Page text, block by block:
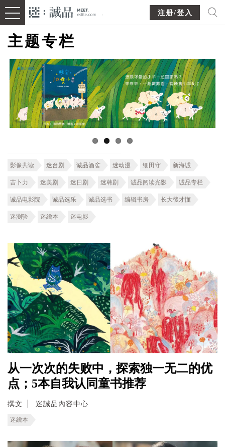
注册/登入
主题专栏
影像共读 迷台剧 诚品酒窖 迷动漫 细田守 新海诚
吉卜力 迷美剧 迷日剧 迷韩剧 诚品阅读光影 诚品专栏
诚品电影院 诚品选乐 诚品选书 编辑书房 长大後才懂
迷测验 迷繪本 迷电影
从一次次的失败中，探索独一无二的优
点；5本自我认同童书推荐
撰文 迷誠品內容中心
迷繪本